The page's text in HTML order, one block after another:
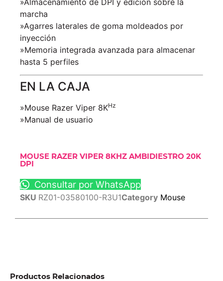
marcha
»Agarres laterales de goma moldeados por
inyección
»Memoria integrada avanzada para almacenar
hasta 5 perfiles
EN LA CAJA
»Mouse Razer Viper 8KHz
»Manual de usuario
MOUSE RAZER VIPER 8KHZ AMBIDIESTRO 20K
DPI
Consultar por WhatsApp
SKU RZ01-03580100-R3U1Category Mouse
Productos Relacionados